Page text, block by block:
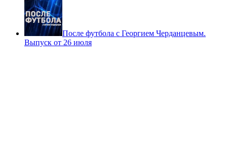
После футбола с Георгием Черданцевым.
Выпуск от 26 июля